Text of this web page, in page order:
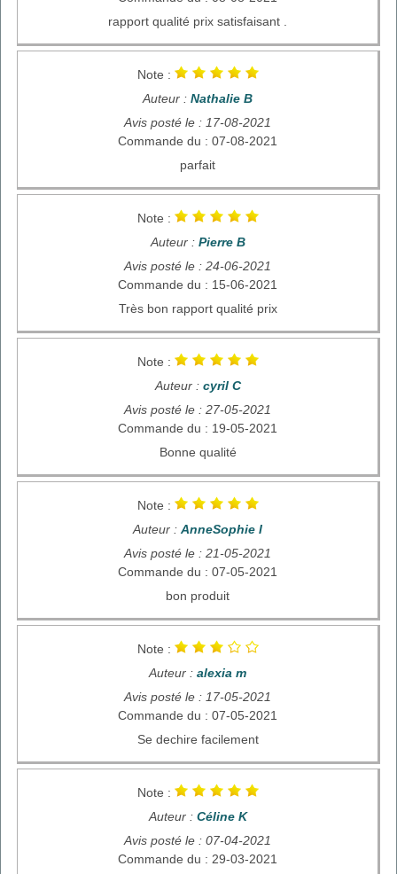
rapport qualité prix satisfaisant .
Note :
Auteur : Nathalie B
Avis posté le : 17-08-2021
Commande du : 07-08-2021
parfait
Note :
Auteur : Pierre B
Avis posté le : 24-06-2021
Commande du : 15-06-2021
Très bon rapport qualité prix
Note :
Auteur : cyril C
Avis posté le : 27-05-2021
Commande du : 19-05-2021
Bonne qualité
Note :
Auteur : AnneSophie I
Avis posté le : 21-05-2021
Commande du : 07-05-2021
bon produit
Note :
Auteur : alexia m
Avis posté le : 17-05-2021
Commande du : 07-05-2021
Se dechire facilement
Note :
Auteur : Céline K
Avis posté le : 07-04-2021
Commande du : 29-03-2021